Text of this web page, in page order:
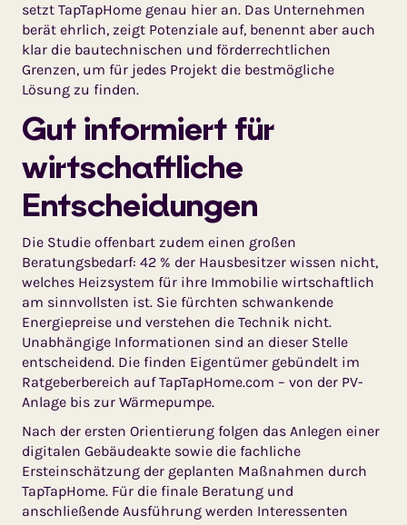
setzt TapTapHome genau hier an. Das Unternehmen
berät ehrlich, zeigt Potenziale auf, benennt aber auch
klar die bautechnischen und förderrechtlichen
Grenzen, um für jedes Projekt die bestmögliche
Lösung zu finden.
Gut informiert für
wirtschaftliche
Entscheidungen
Die Studie offenbart zudem einen großen
Beratungsbedarf: 42 % der Hausbesitzer wissen nicht,
welches Heizsystem für ihre Immobilie wirtschaftlich
am sinnvollsten ist. Sie fürchten schwankende
Energiepreise und verstehen die Technik nicht.
Unabhängige Informationen sind an dieser Stelle
entscheidend. Die finden Eigentümer gebündelt im
Ratgeberbereich auf TapTapHome.com – von der PV-
Anlage bis zur Wärmepumpe.
Nach der ersten Orientierung folgen das Anlegen einer
digitalen Gebäudeakte sowie die fachliche
Ersteinschätzung der geplanten Maßnahmen durch
TapTapHome. Für die finale Beratung und
anschließende Ausführung werden Interessenten